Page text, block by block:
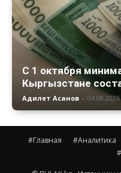
С 1 октября
Кыргызстане
Адилет Асанов -
#Главная #Аналитика